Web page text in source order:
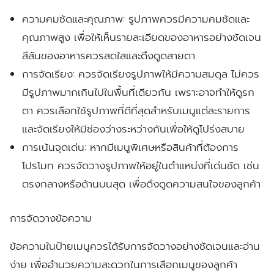
ความคมชัดและคุณภาพ: รูปภาพควรมีความคมชัดและ
คุณภาพสูง เพื่อให้เห็นรายละเอียดของอาหารอย่างชัดเจน
สีสันของอาหารควรสดใสและดึงดูดสายตา
การจัดเรียง: ควรจัดเรียงรูปภาพให้มีความสมดุล ไม่ควร
มีรูปภาพมากเกินไปในพื้นที่เดียวกัน เพราะอาจทำให้ดูรก
ตา ควรเลือกใช้รูปภาพที่ดีที่สุดสำหรับเมนูแต่ละรายการ
และจัดเรียงให้มีช่องว่างระหว่างกันเพื่อให้ดูโปร่งสบาย
การเน้นจุดเด่น: หากมีเมนูพิเศษหรือสินค้าที่ต้องการ
โปรโมท ควรจัดวางรูปภาพให้อยู่ในตำแหน่งที่เด่นชัด เช่น
ตรงกลางหรือด้านบนสุด เพื่อดึงดูดความสนใจของลูกค้า
การจัดวางข้อความ
ข้อความในป้ายเมนูควรได้รับการจัดวางอย่างชัดเจนและอ่าน
ง่าย เพื่ออำนวยความสะดวกในการเลือกเมนูของลูกค้า